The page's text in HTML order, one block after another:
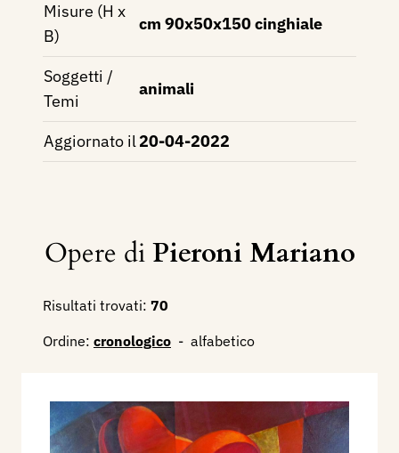
Misure (H x
B)
cm 90x50x150 cinghiale
Soggetti /
Temi
animali
Aggiornato il20-04-2022
Opere diPieroni Mariano
Risultati trovati: 70
Ordine: cronologico - alfabetico